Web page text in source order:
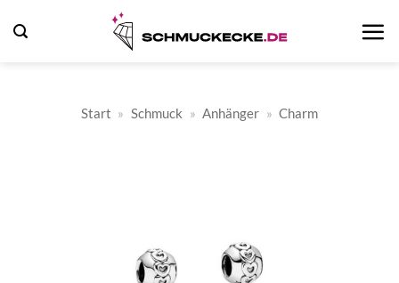
Inhalt
Start » Schmuck » Anhänger » Charm